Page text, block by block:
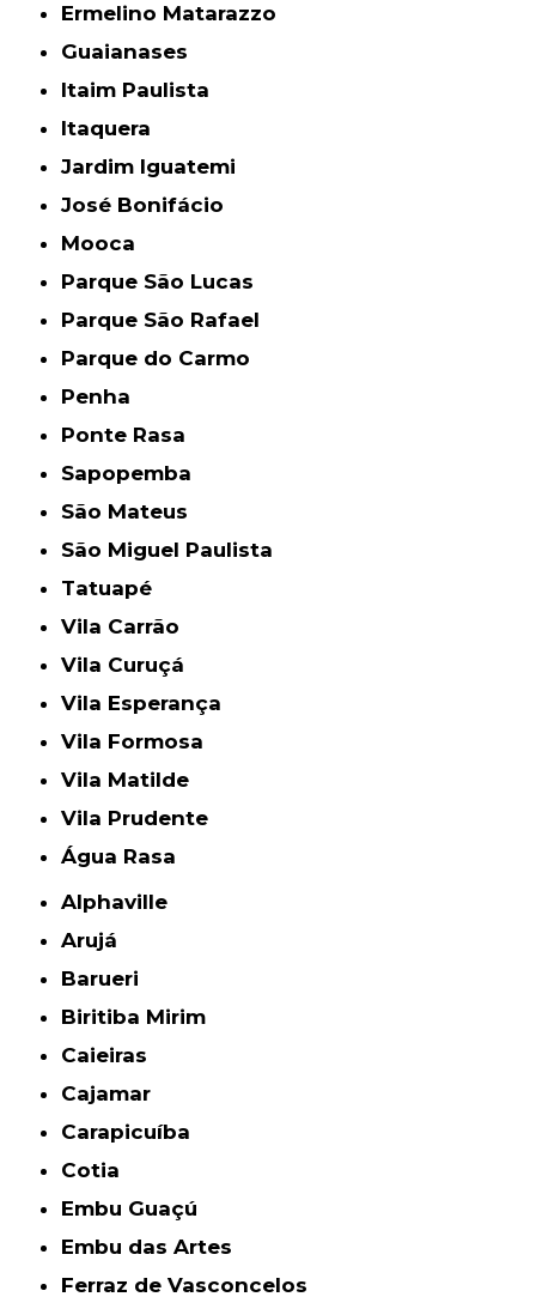
Ermelino Matarazzo
Guaianases
Itaim Paulista
Itaquera
Jardim Iguatemi
José Bonifácio
Mooca
Parque São Lucas
Parque São Rafael
Parque do Carmo
Penha
Ponte Rasa
Sapopemba
São Mateus
São Miguel Paulista
Tatuapé
Vila Carrão
Vila Curuçá
Vila Esperança
Vila Formosa
Vila Matilde
Vila Prudente
Água Rasa
Alphaville
Arujá
Barueri
Biritiba Mirim
Caieiras
Cajamar
Carapicuíba
Cotia
Embu Guaçú
Embu das Artes
Ferraz de Vasconcelos